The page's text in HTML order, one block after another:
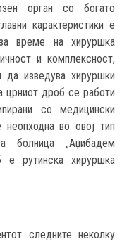
орган со богато
карактеристики е
време на хируршка
и комплексност,
да изведува хируршки
црниот дроб се работи
со медицински
во овој тип
болница „Аџибадем
е рутинска хируршка
следните неколку